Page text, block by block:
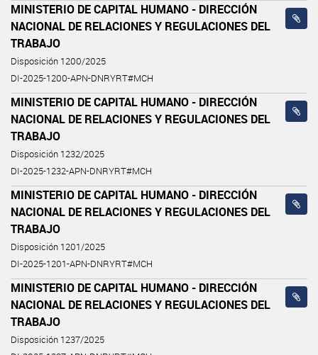
MINISTERIO DE CAPITAL HUMANO - DIRECCIÓN
NACIONAL DE RELACIONES Y REGULACIONES DEL
TRABAJO
Disposición 1200/2025
DI-2025-1200-APN-DNRYRT#MCH
MINISTERIO DE CAPITAL HUMANO - DIRECCIÓN
NACIONAL DE RELACIONES Y REGULACIONES DEL
TRABAJO
Disposición 1232/2025
DI-2025-1232-APN-DNRYRT#MCH
MINISTERIO DE CAPITAL HUMANO - DIRECCIÓN
NACIONAL DE RELACIONES Y REGULACIONES DEL
TRABAJO
Disposición 1201/2025
DI-2025-1201-APN-DNRYRT#MCH
MINISTERIO DE CAPITAL HUMANO - DIRECCIÓN
NACIONAL DE RELACIONES Y REGULACIONES DEL
TRABAJO
Disposición 1237/2025